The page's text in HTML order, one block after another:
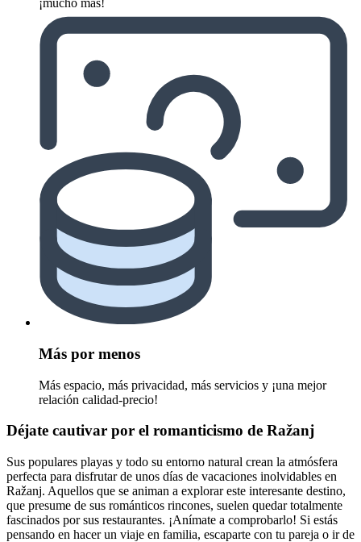
¡mucho más!
Más por menos
Más espacio, más privacidad, más servicios y ¡una mejor
relación calidad-precio!
Déjate cautivar por el romanticismo de Ražanj
Sus populares playas y todo su entorno natural crean la atmósfera
perfecta para disfrutar de unos días de vacaciones inolvidables en
Ražanj. Aquellos que se animan a explorar este interesante destino,
que presume de sus románticos rincones, suelen quedar totalmente
fascinados por sus restaurantes. ¡Anímate a comprobarlo! Si estás
pensando en hacer un viaje en familia, escaparte con tu pareja o ir de